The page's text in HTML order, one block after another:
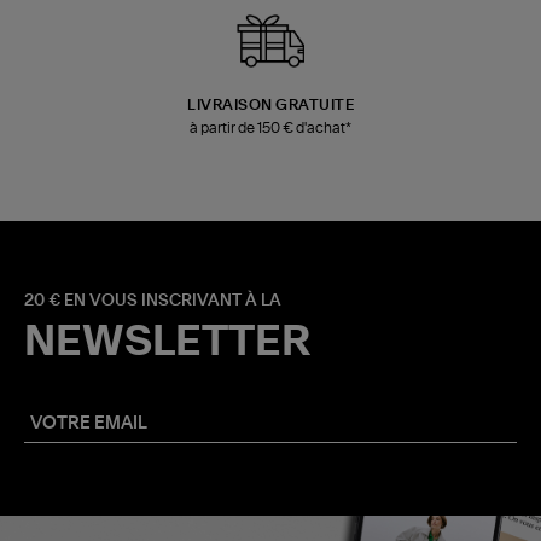
LIVRAISON GRATUITE
à partir de 150 € d'achat*
20 € EN VOUS INSCRIVANT À LA
NEWSLETTER